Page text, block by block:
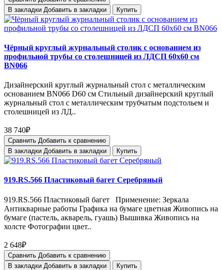
В закладки Добавить в закладки Купить
Чёрный круглый журнальный столик с основанием из
профильной трубы со столешницей из ЛДСП 60х60 см
BN066
Дизайнерский круглый журнальный стол с металлическим
основанием BN066 D60 см Стильный дизайнерский круглый
журнальный стол с металлическим трубчатым подстольем и
столешницей из ЛД..
38 740₽
Сравнить Добавить к сравнению
В закладки Добавить в закладки Купить
919.RS.566 Пластиковый багет Серебряный
919.RS.566 Пластиковый багет Применение: Зеркала
Антикварные работы Графика на бумаге цветная Живопись на
бумаге (пастель, акварель, гуашь) Вышивка Живопись на
холсте Фотографии цвет..
2 648₽
Сравнить Добавить к сравнению
В закладки Добавить в закладки Купить